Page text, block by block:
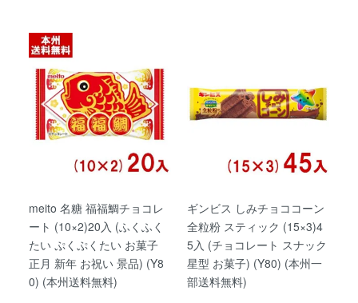
meito 名糖 福福鯛チョコレ
ート (10×2)20入 (ふくふく
たい ぷくぷくたい お菓子
正月 新年 お祝い 景品) (Y8
0) (本州送料無料)
ギンビス しみチョココーン
全粒粉 スティック (15×3)4
5入 (チョコレート スナック
星型 お菓子) (Y80) (本州一
部送料無料)